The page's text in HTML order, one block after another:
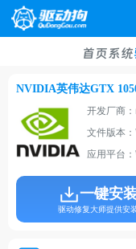
首页系统
NVIDIA英伟达GTX
开发厂商
文件版本
应用平台
一键安
驱动修复大师提供安